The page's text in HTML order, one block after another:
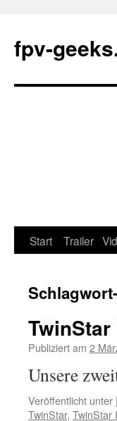
fpv-
Springe
Inhalt
Start Trailer
Publiziert am 2
Unsere
Veröffentlicht unter
TwinStar, TwinStar